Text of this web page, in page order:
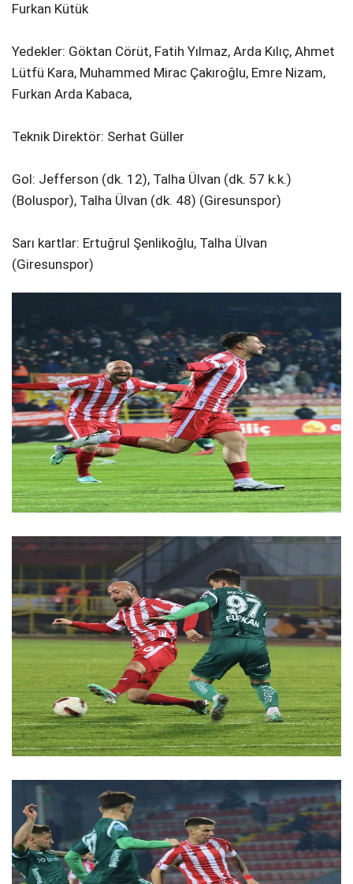
Furkan Kütük
Yedekler: Göktan Cörüt, Fatih Yılmaz, Arda Kılıç, Ahmet
Lütfü Kara, Muhammed Mirac Çakıroğlu, Emre Nizam,
Furkan Arda Kabaca,
Teknik Direktör: Serhat Güller
Gol: Jefferson (dk. 12), Talha Ülvan (dk. 57 k.k.)
(Boluspor), Talha Ülvan (dk. 48) (Giresunspor)
Sarı kartlar: Ertuğrul Şenlikoğlu, Talha Ülvan
(Giresunspor)